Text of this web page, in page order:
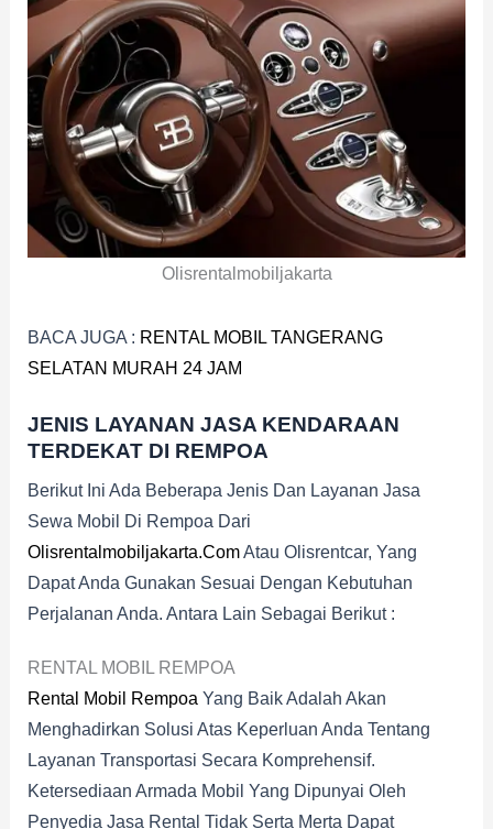
Olisrentalmobiljakarta
BACA JUGA : RENTAL MOBIL TANGERANG
SELATAN MURAH 24 JAM
JENIS LAYANAN JASA KENDARAAN
TERDEKAT DI REMPOA
Berikut Ini Ada Beberapa Jenis Dan Layanan Jasa
Sewa Mobil Di Rempoa Dari
Olisrentalmobiljakarta.comAtau Olisrentcar, Yang
Dapat Anda Gunakan Sesuai Dengan Kebutuhan
Perjalanan Anda. Antara Lain Sebagai Berikut :
RENTAL MOBIL REMPOA
Rental Mobil Rempoa Yang Baik Adalah Akan
Menghadirkan Solusi Atas Keperluan Anda Tentang
Layanan Transportasi Secara Komprehensif.
Ketersediaan Armada Mobil Yang Dipunyai Oleh
Penyedia Jasa Rental Tidak Serta Merta Dapat